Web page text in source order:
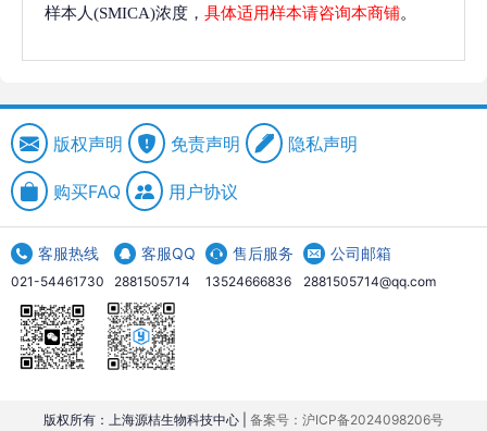
样本人(SMICA)浓度， 具体适用样本请咨询本商铺。
版权声明 免责声明 隐私声明
购买FAQ 用户协议
客服热线
021-54461730
客服QQ
2881505714
售后服务
13524666836
公司邮箱
2881505714@qq.com
版权所有：上海源桔生物科技中心 | 备案号：沪ICP备2024098206号